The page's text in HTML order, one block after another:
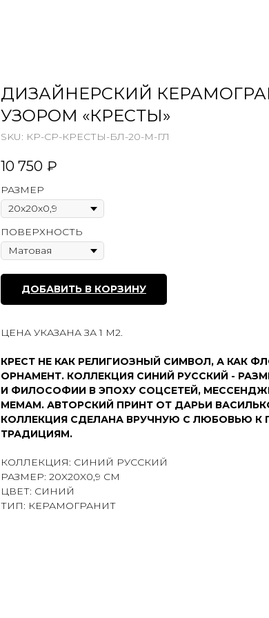
ДИЗАЙНЕРСКИЙ
УЗОРОМ «КРЕСТЫ»
SKU: КР-СР-КРЕСТЫ-БЛ-20-М-ГЛ
10 750 ₽
РАЗМЕР
ПОВЕРХНОСТЬ
ДОБАВИТЬ В КОРЗИНУ
ЦЕНА УКАЗАНА ЗА 1 М2.
КРЕСТ НЕ КАК РЕЛИГИОЗНЫЙ СИМВОЛ, А КАК
ОРНАМЕНТ. КОЛЛЕКЦИЯ СИНИЙ РУССКИЙ -
И ФИЛОСОФИИ В ЭПОХУ СОЦСЕТЕЙ,
МЕМАМ. АВТОРСКИЙ ПРИНТ ОТ ДАРЬИ
КОЛЛЕКЦИЯ СДЕЛАНА ВРУЧНУЮ С ЛЮБОВЬЮ К
ТРАДИЦИЯМ.
КОЛЛЕКЦИЯ: СИНИЙ РУССКИЙ
РАЗМЕР: 20X20X0,9 СМ
ЦВЕТ: СИНИЙ
ТИП: КЕРАМОГРАНИТ